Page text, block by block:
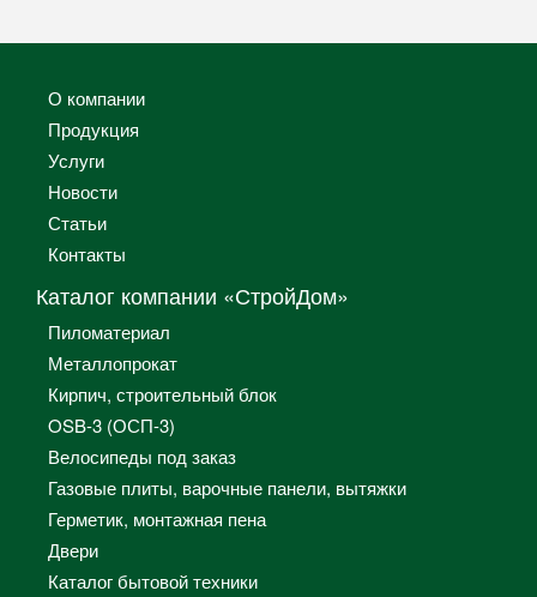
О компании
Продукция
Услуги
Новости
Статьи
Контакты
Каталог компании «СтройДом»
Пиломатериал
Металлопрокат
Кирпич, строительный блок
OSB-3 (ОСП-3)
Велосипеды под заказ
Газовые плиты, варочные панели, вытяжки
Герметик, монтажная пена
Двери
Каталог бытовой техники